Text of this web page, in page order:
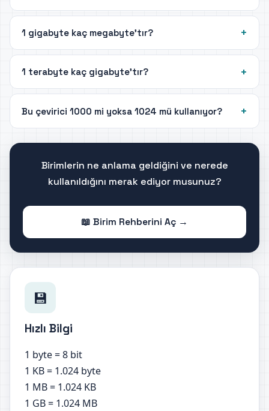
1 gigabyte kaç megabyte'tır?
1 terabyte kaç gigabyte'tır?
Bu çevirici 1000 mi yoksa 1024 mü kullanıyor?
Birimlerin ne anlama geldiğini ve nerede
kullanıldığını merak ediyor musunuz?
📖 Birim Rehberini Aç →
💾
Hızlı Bilgi
1 byte = 8 bit
1 KB = 1.024 byte
1 MB = 1.024 KB
1 GB = 1.024 MB